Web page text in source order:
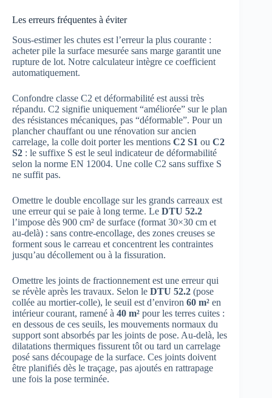
Les erreurs fréquentes à éviter
Sous-estimer les chutes est l’erreur la plus courante :
acheter pile la surface mesurée sans marge garantit une
rupture de lot. Notre calculateur intègre ce coefficient
automatiquement.
Confondre classe C2 et déformabilité est aussi très
répandu. C2 signifie uniquement “améliorée” sur le plan
des résistances mécaniques, pas “déformable”. Pour un
plancher chauffant ou une rénovation sur ancien
carrelage, la colle doit porter les mentions C2 S1 ou C2
S2 : le suffixe S est le seul indicateur de déformabilité
selon la norme EN 12004. Une colle C2 sans suffixe S
ne suffit pas.
Omettre le double encollage sur les grands carreaux est
une erreur qui se paie à long terme. Le DTU 52.2
l’impose dès 900 cm² de surface (format 30×30 cm et
au-delà) : sans contre-encollage, des zones creuses se
forment sous le carreau et concentrent les contraintes
jusqu’au décollement ou à la fissuration.
Omettre les joints de fractionnement est une erreur qui
se révèle après les travaux. Selon le DTU 52.2 (pose
collée au mortier-colle), le seuil est d’environ 60 m² en
intérieur courant, ramené à 40 m² pour les terres cuites :
en dessous de ces seuils, les mouvements normaux du
support sont absorbés par les joints de pose. Au-delà, les
dilatations thermiques fissurent tôt ou tard un carrelage
posé sans découpage de la surface. Ces joints doivent
être planifiés dès le traçage, pas ajoutés en rattrapage
une fois la pose terminée.